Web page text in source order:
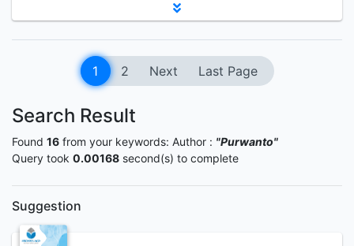
1 2 Next Last Page
Search Result
Found 16 from your keywords: Author : "Purwanto"
Query took 0.00168 second(s) to complete
Suggestion